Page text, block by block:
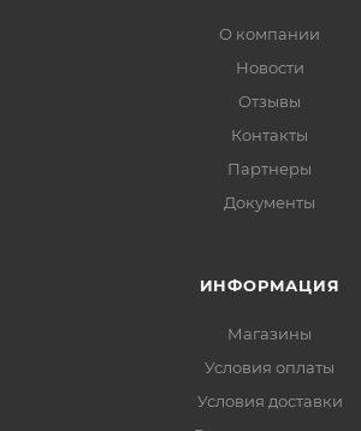
О компании
Новости
Отзывы
Контакты
Партнеры
Документы
ИНФОРМАЦИЯ
Магазины
Условия оплаты
Условия доставки